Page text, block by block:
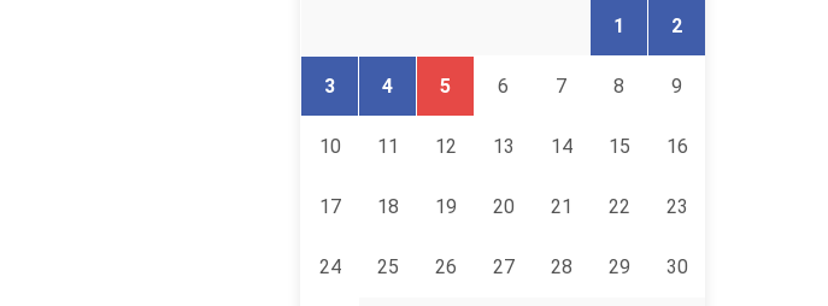
1 2
3 4 5 6 7 8 9
10 11 12 13 14 15 16
17 18 19 20 21 22 23
24 25 26 27 28 29 30